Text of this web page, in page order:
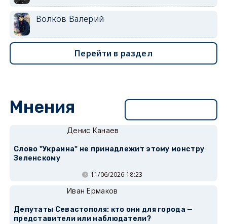
Волков Валерий
Перейти в раздел
Мнения
Денис Канаев
Слово "Украина" не принадлежит этому монстру
Зеленскому
11/06/2026 18:23
Иван Ермаков
Депутаты Севастополя: кто они для города —
представители или наблюдатели?